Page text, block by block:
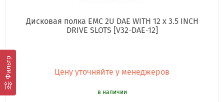
Фильтр
Дисковая полка EMC 2U DAE WITH 12 x 3.5 INCH
DRIVE SLOTS [V32-DAE-12]
Цену уточняйте у менеджеров
в наличии